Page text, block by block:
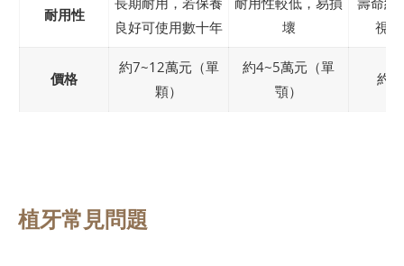
耐用性
良好可使用數十年
壞
視
價格
約7~12萬元（單
顆）
約4~5萬元（單
顎）
約
植牙常見問題